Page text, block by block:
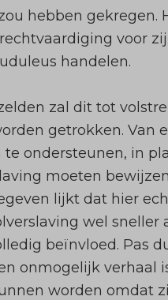
hebben gekregen.
voor
handelen.
zal dit tot
getrokken. Van
ondersteunen, in
moeten
lijkt dat hier
wel sneller
beïnvloed. Pas
onmogelijk verhaal
worden omdat